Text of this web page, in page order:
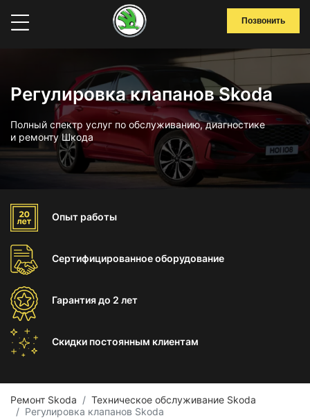
Позвонить
Регулировка клапанов Skoda
Полный спектр услуг по обслуживанию, диагностике
и ремонту Шкода
Опыт работы
Сертифицированноеоборудование
Гарантиядо 2 лет
Скидки постоянным клиентам
Ремонт Skoda
Техническое обслуживание Skoda
Регулировка клапанов Skoda